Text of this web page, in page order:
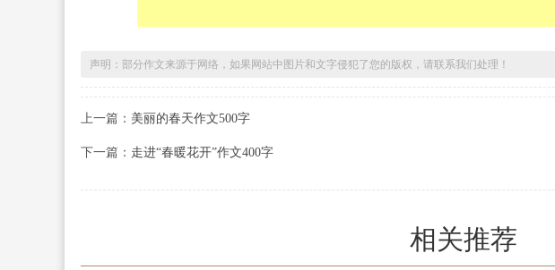
声明：部分作文来源于网络，如果网站中图片和文字侵犯了您的版权，请联系我们处理！
上一篇： 美丽的春天作文500字
下一篇： 走进“春暖花开”作文400字
相关推荐